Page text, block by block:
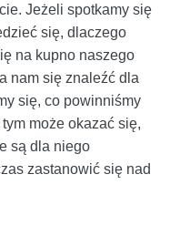
Jeżeli spotkamy się
się, dlaczego
na kupno naszego
nam się znaleźć dla
się, co powinniśmy
może okazać się,
są dla niego
zastanowić się nad